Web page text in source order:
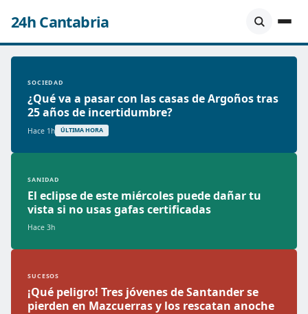
24h Cantabria
SOCIEDAD
¿Qué va a pasar con las casas de Argoños tras
25 años de incertidumbre?
Hace 1h ÚLTIMA HORA
SANIDAD
El eclipse de este miércoles puede dañar tu
vista si no usas gafas certificadas
Hace 3h
SUCESOS
¡Qué peligro! Tres jóvenes de Santander se
pierden en Mazcuerras y los rescatan anoche